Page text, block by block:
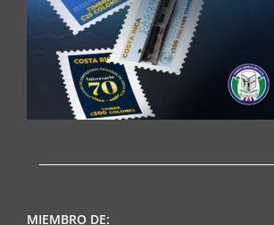
MIEMBRO DE: